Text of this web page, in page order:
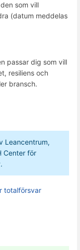
som vill
(datum meddelas
passar dig som vill
resiliens och
bransch.
Leancentrum,
Center för
totalförsvar